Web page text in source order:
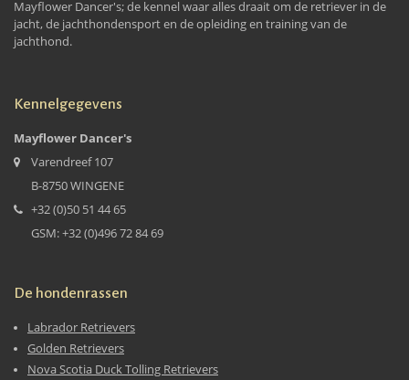
Mayflower Dancer's; de kennel waar alles draait om de retriever in de
jacht, de jachthondensport en de opleiding en training van de
jachthond.
Kennelgegevens
Mayflower Dancer's
Varendreef 107
B-8750 WINGENE
+32 (0)50 51 44 65
GSM: +32 (0)496 72 84 69
De hondenrassen
Labrador Retrievers
Golden Retrievers
Nova Scotia Duck Tolling Retrievers